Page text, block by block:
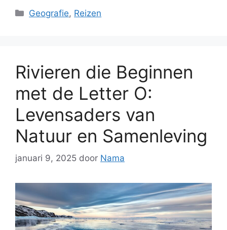
Categorieën
Geografie, Reizen
Rivieren die Beginnen
met de Letter O:
Levensaders van
Natuur en Samenleving
januari 9, 2025 door Nama